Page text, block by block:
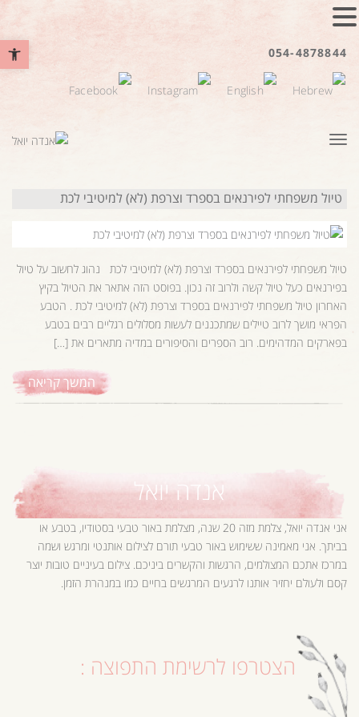
פתח סרגל 054-4878844
תפריט
טיול משפחתי לפירנאים בספרד וצרפת (לא) למיטיבי לכת
טיול משפחתי לפירנאים בספרד וצרפת (לא) למיטיבי לכת נהוג לחשוב על טיול
בפירנאים כעל טיול קשה ולרוב זה נכון. בפוסט הזה אתאר את הטיול בקיץ
האחרון טיול משפחתי לפירנאים בספרד וצרפת (לא) למיטיבי לכת . הטבע
הפראי מושך לרוב טיילים שמתכננים לעשות מסלולים רגליים רבים בטבע
בפארקים המדהימים. רוב הספרים והסיפורים במדיה מתארים את […]
המשך קריאה
אנדה יואל
אני אנדה יואל, צלמת מזה 20 שנה, מצלמת באור טבעי בסטודיו, בטבע או
בביתך. אני מאמינה ששימוש באור טבעי תורם לצילום אותנטי ומרגש ושמה
במרכז אתכם המצולמים, הרגשות והקשרים ביניכם. צילום בעיניים טובות יוצר
קסם ולעולם יחזיר אותנו לרגעים המרגשים בחיים כמו במנהרת הזמן.
הצטרפו לרשימת התפוצה :